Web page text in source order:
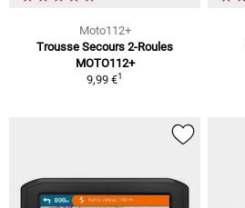
Moto112+
Trousse Secours 2-Roules
MOTO112+
9,99 €1